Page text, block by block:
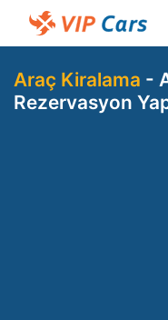
Araç Kiralama -
Rezervasyon